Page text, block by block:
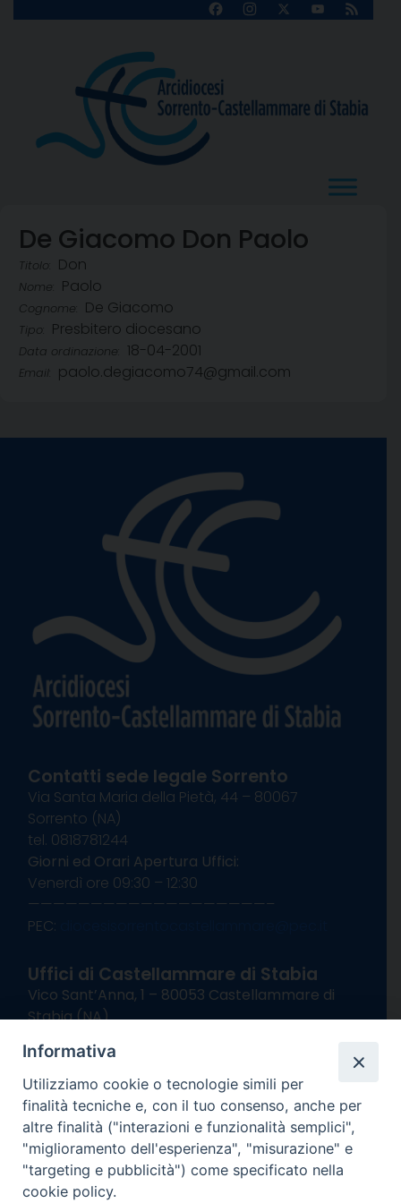
FacebookInstagram
X
YouTube
Feed
De Giacomo Don Paolo
Titolo: Don
Nome: Paolo
Cognome: De Giacomo
Tipo: Presbitero diocesano
Data ordinazione: 18-04-2001
Email: paolo.degiacomo74@gmail.com
Contatti sede legale Sorrento
Via Santa Maria della Pietà, 44 – 80067
Sorrento (NA)
tel. 0818781244
Giorni ed Orari Apertura Uffici:
Venerdì ore 09:30 – 12:30
———————————————————–
PEC:
Uffici di Castellammare di Stabia
Vico Sant’Anna, 1 – 80053 Castellammare di
Stabia (NA)
Giorni ed Orari Apertura Uffici:
Lunedì e Mercoledì ore 09:00 – 13:00
Uffici Matrimoni:
Lunedì e Mercoledì ore 09:30 – 12:30
seguici su
Informativa
Utilizziamo cookie o tecnologie simili per
finalità tecniche e, con il tuo consenso, anche per
altre finalità ("interazioni e funzionalità semplici",
"miglioramento dell'esperienza", "misurazione" e
"targeting e pubblicità") come specificato nella
cookie policy.